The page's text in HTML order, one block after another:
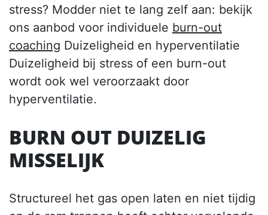
stress? Modder niet te lang zelf aan: bekijk
ons aanbod voor individuele burn-out
coaching Duizeligheid en hyperventilatie
Duizeligheid bij stress of een burn-out
wordt ook wel veroorzaakt door
hyperventilatie.
BURN OUT DUIZELIG
MISSELIJK
Structureel het gas open laten en niet tijdig